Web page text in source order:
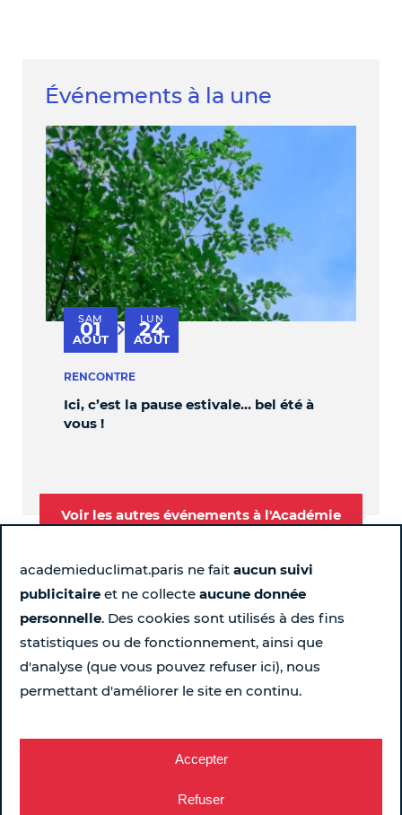
academieduclimat.paris ne fait aucun suivi
publicitaire et ne collecte aucune donnée
personnelle. Des cookies sont utilisés à des fins
statistiques ou de fonctionnement, ainsi que
d'analyse (que vous pouvez refuser ici), nous
permettant d'améliorer le site en continu.
Accepter
Refuser
Événements à la une
SAM
01
AOÛT au
LUN
24
AOÛT
RENCONTRE
Ici, c’est la pause estivale… bel été à
vous !
Voir les autres événements à l'Académie
Suivez-nous
Page Instagram de l'Académie du Climat - Nouvelle
Page LinkedIn de l'Académie du Climat - Nouvelle
Page Facebook de l'Académie du Climat -
Chaîne YouTube de l'Académie du
Pour ne rien rater chaque semaine...